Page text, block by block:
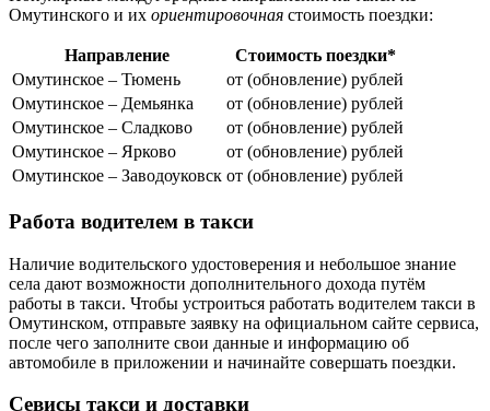
Омутинского и их ориентировочная стоимость поездки:
Направление
Стоимость поездки*
Омутинское – Тюмень
от (обновление) рублей
Омутинское – Демьянка
от (обновление) рублей
Омутинское – Сладково
от (обновление) рублей
Омутинское – Ярково
от (обновление) рублей
Омутинское – Заводоуковск от (обновление) рублей
Работа водителем в такси
Наличие водительского удостоверения и небольшое знание
села дают возможности дополнительного дохода путём
работы в такси. Чтобы устроиться работать водителем такси в
Омутинском, отправьте заявку на официальном сайте сервиса,
после чего заполните свои данные и информацию об
автомобиле в приложении и начинайте совершать поездки.
Севисы такси и доставки